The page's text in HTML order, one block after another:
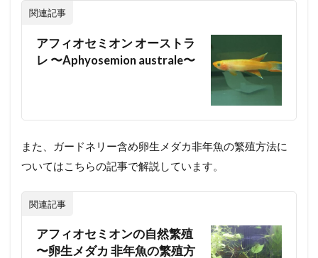
関連記事
アフィオセミオン オーストラ
レ 〜Aphyosemion australe〜
また、ガードネリー含め卵生メダカ非年魚の繁殖方法に
ついてはこちらの記事で解説しています。
関連記事
アフィオセミオンの自然繁殖
〜卵生メダカ 非年魚の繁殖方